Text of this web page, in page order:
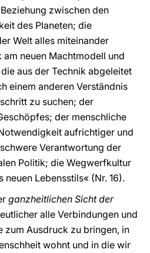
zwischen den
des Planeten; die
Welt alles miteinander
neuen Machtmodell und
aus der Technik abgeleitet
einem anderen Verständnis
zu suchen; der
der menschliche
aufrichtiger und
Verantwortung der
Politik; die Wegwerfkultur
neuen Lebensstils« (Nr. 16).
ganzheitlichen Sicht der
alle Verbindungen und
zum Ausdruck zu bringen, in
wohnt und in die wir